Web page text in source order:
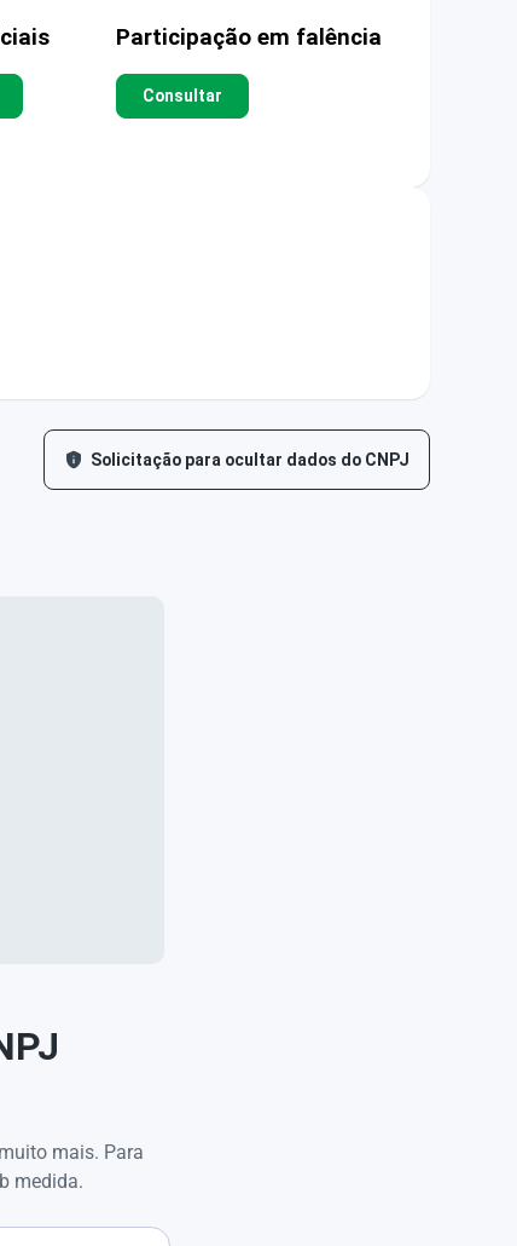
Participação em falência
Consultar
Solicitação para ocultar dados do CNPJ
mais. Para
medida.